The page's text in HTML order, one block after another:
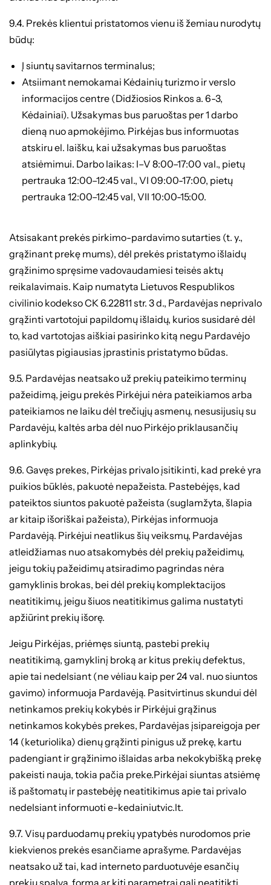
9.4. Prekės klientui pristatomos vienu iš žemiau nurodytų
būdų:
Į siuntų savitarnos terminalus;
Atsiimant nemokamai Kėdainių turizmo ir verslo
informacijos centre (Didžiosios Rinkos a. 6-3,
Kėdainiai). Užsakymas bus paruoštas per 1 darbo
dieną nuo apmokėjimo. Pirkėjas bus informuotas
atskiru el. laišku, kai užsakymas bus paruoštas
atsiėmimui. Darbo laikas: I–V 8:00–17:00 val., pietų
pertrauka 12:00–12:45 val., VI 09:00-17:00, pietų
pertrauka 12:00–12:45 val, VII 10:00-15:00.
Atsisakant prekės pirkimo-pardavimo sutarties (t. y.,
grąžinant prekę mums), dėl prekės pristatymo išlaidų
grąžinimo spręsime vadovaudamiesi teisės aktų
reikalavimais. Kaip numatyta Lietuvos Respublikos
civilinio kodekso CK 6.22811 str. 3 d., Pardavėjas neprivalo
grąžinti vartotojui papildomų išlaidų, kurios susidarė dėl
to, kad vartotojas aiškiai pasirinko kitą negu Pardavėjo
pasiūlytas pigiausias įprastinis pristatymo būdas.
9.5. Pardavėjas neatsako už prekių pateikimo terminų
pažeidimą, jeigu prekės Pirkėjui nėra pateikiamos arba
pateikiamos ne laiku dėl trečiųjų asmenų, nesusijusių su
Pardavėju, kaltės arba dėl nuo Pirkėjo priklausančių
aplinkybių.
9.6. Gavęs prekes, Pirkėjas privalo įsitikinti, kad prekė yra
puikios būklės, pakuotė nepažeista. Pastebėjęs, kad
pateiktos siuntos pakuotė pažeista (suglamžyta, šlapia
ar kitaip išoriškai pažeista), Pirkėjas informuoja
Pardavėją. Pirkėjui neatlikus šių veiksmų, Pardavėjas
atleidžiamas nuo atsakomybės dėl prekių pažeidimų,
jeigu tokių pažeidimų atsiradimo pagrindas nėra
gamyklinis brokas, bei dėl prekių komplektacijos
neatitikimų, jeigu šiuos neatitikimus galima nustatyti
apžiūrint prekių išorę.
Jeigu Pirkėjas, priėmęs siuntą, pastebi prekių
neatitikimą, gamyklinį broką ar kitus prekių defektus,
apie tai nedelsiant (ne vėliau kaip per 24 val. nuo siuntos
gavimo) informuoja Pardavėją. Pasitvirtinus skundui dėl
netinkamos prekių kokybės ir Pirkėjui grąžinus
netinkamos kokybės prekes, Pardavėjas įsipareigoja per
14 (keturiolika) dienų grąžinti pinigus už prekę, kartu
padengiant ir grąžinimo išlaidas arba nekokybišką prekę
pakeisti nauja, tokia pačia preke.Pirkėjai siuntas atsiėmę
iš paštomatų ir pastebėję neatitikimus apie tai privalo
nedelsiant informuoti e-kedainiutvic.lt.
9.7. Visų parduodamų prekių ypatybės nurodomos prie
kiekvienos prekės esančiame aprašyme. Pardavėjas
neatsako už tai, kad interneto parduotuvėje esančių
prekių spalva, forma ar kiti parametrai gali neatitikti